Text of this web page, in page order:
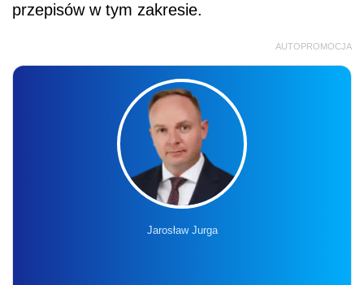
przepisów w tym zakresie.
AUTOPROMOCJA
Jarosław Jurga